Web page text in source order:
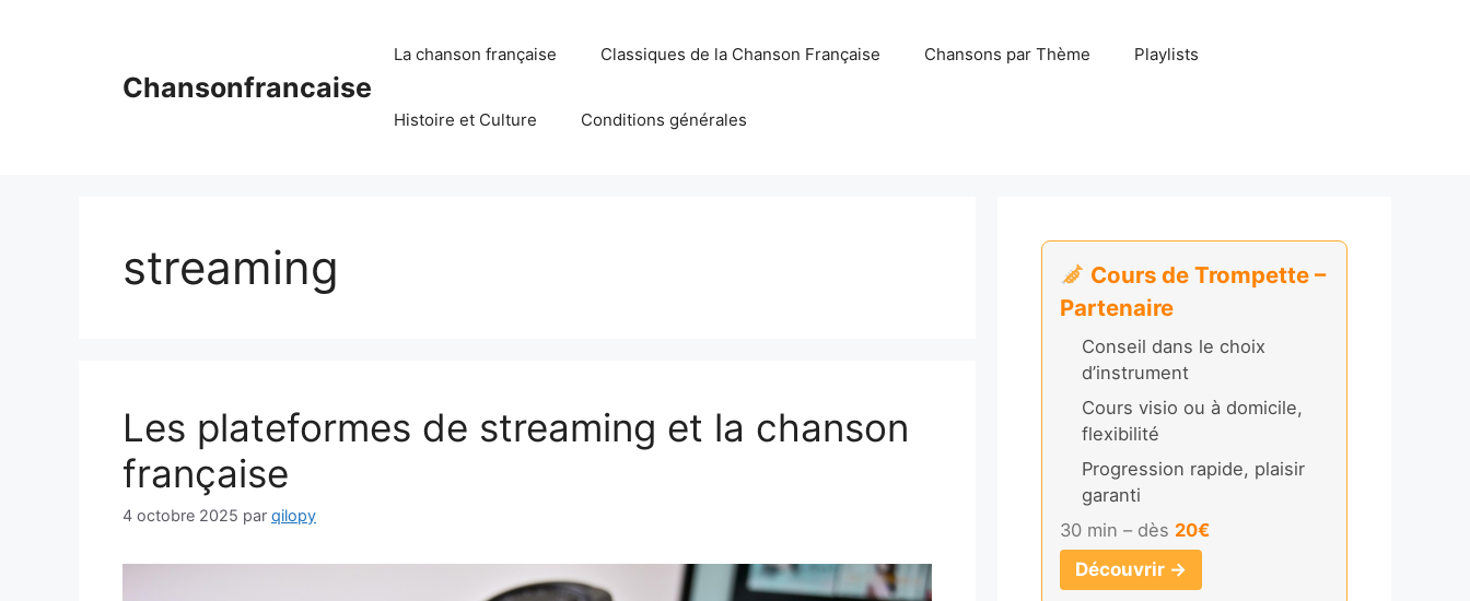
Chansonfrancaise
La chanson française Classiques de la Chanson Française Chansons par Thème Playlists
Histoire et Culture Conditions générales
streaming
Les plateformes de streaming et la chanson
française
4 octobre 2025 par qilopy
Cours de Trompette –
Partenaire
Conseil dans le choix
d’instrument
Cours visio ou à domicile,
flexibilité
Progression rapide, plaisir
garanti
30 min – dès 20€
Découvrir →